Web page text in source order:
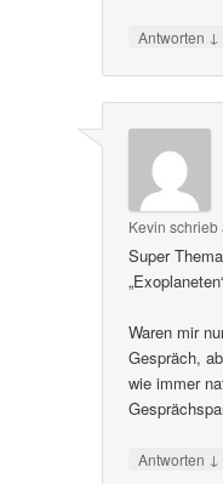
Antworten ↓
Kevin schrieb
Super
Waren mir
Gespräch,
wie immer
Antworten ↓